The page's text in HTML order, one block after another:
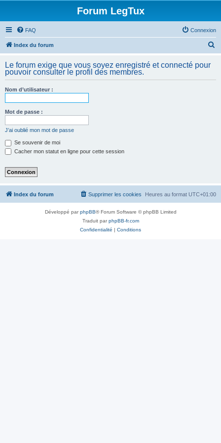
Forum LegTux
FAQ Connexion
Index du forum
h
Le forum exige que vous soyez enregistré et connecté pour
pouvoir consulter le profil des membres.
Nom d’utilisateur :
Mot de passe :
J’ai oublié mon mot de passe
Se souvenir de moi
Cacher mon statut en ligne pour cette session
Index du forum Heures au format UTC+01:00
Supprimer les cookies
Développé parphpBB® Forum Software © phpBB Limited
Traduit parphpBB-fr.com
Confidentialité | Conditions